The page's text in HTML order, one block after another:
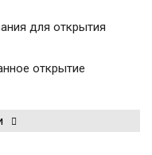
для открытия
открытие